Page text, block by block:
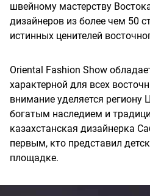
швейному мастерству
дизайнеров из более чем 50
истинных ценителей
Oriental Fashion Show
характерной для всех
внимание уделяется региону
богатым наследием и
казахстанская дизайнерка
первым, кто представил
площадке.